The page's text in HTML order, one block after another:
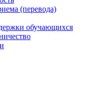
(перевода)
обучающихся